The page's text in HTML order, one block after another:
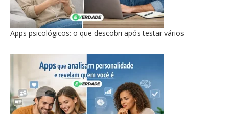
Apps psicológicos: o que descobri após testar vários